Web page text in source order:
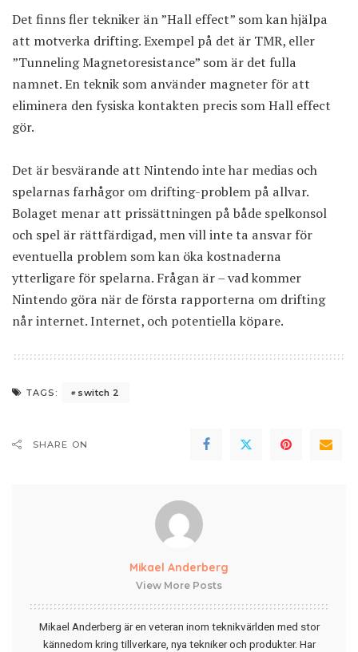
Det finns fler tekniker än ”Hall effect” som kan hjälpa
att motverka drifting. Exempel på det är TMR, eller
”Tunneling Magnetoresistance” som är det fulla
namnet. En teknik som använder magneter för att
eliminera den fysiska kontakten precis som Hall effect
gör.
Det är besvärande att Nintendo inte har medias och
spelarnas farhågor om drifting-problem på allvar.
Bolaget menar att prissättningen på både spelkonsol
och spel är rättfärdigad, men vill inte ta ansvar för
eventuella problem som kan öka kostnaderna
ytterligare för spelarna. Frågan är – vad kommer
Nintendo göra när de första rapporterna om drifting
når internet. Internet, och potentiella köpare.
TAGS: switch 2
SHARE ON
Mikael Anderberg
View More Posts
Mikael Anderberg är en veteran inom teknikvärlden med stor
kännedom kring tillverkare, nya tekniker och produkter. Har